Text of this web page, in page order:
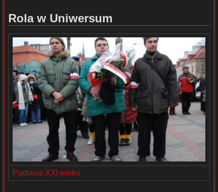
Rola w Uniwersum
Podlasie XXI wieku